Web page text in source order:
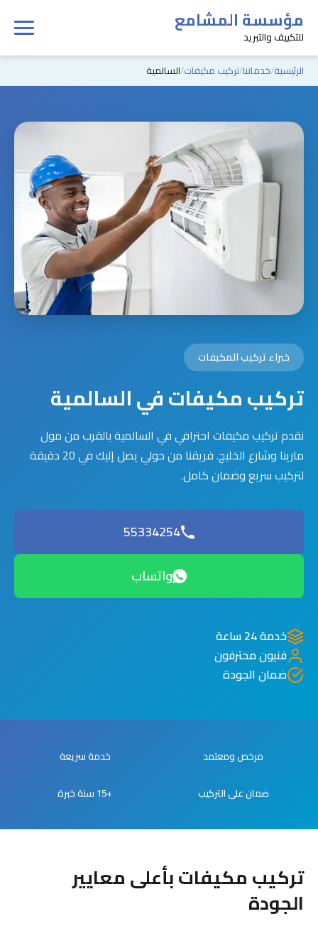
مؤسسة المشامع
للتكييف والتبريد
الرئيسية خدماتنا تركيب مكيفات السالمية
خبراء تركيب المكيفات
تركيب مكيفات في السالمية
نقدم تركيب مكيفات احترافي في السالمية بالقرب من مول
مارينا وشارع الخليج. فريقنا من حولي يصل إليك في 20 دقيقة
لتركيب سريع وضمان كامل.
55334254
واتساب
خدمة 24 ساعة
فنيون محترفون
ضمان الجودة
مرخص ومعتمد خدمة سريعة
ضمان على التركيب +15 سنة خبرة
تركيب مكيفات بأعلى معايير
الجودة